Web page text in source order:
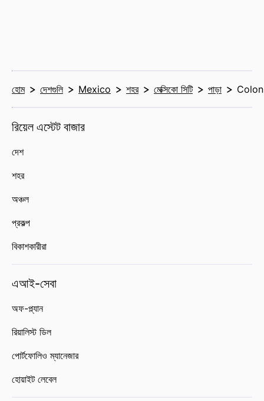
হোম দেশগুলি Mexico শহর মেক্সিকো সিটি পাড়া
রিয়েল এস্টেট বাজার
দেশ
শহর
অঞ্চল
প্রকল্প
বিকাশকারীরা
এআই-সেবা
অফ-প্ল্যান
রিয়ালিস্ট ডিল
পোর্টফোলিও ম্যানেজার
হোয়াইট লেবেল